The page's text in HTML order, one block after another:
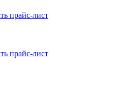
прайс-лист
прайс-лист